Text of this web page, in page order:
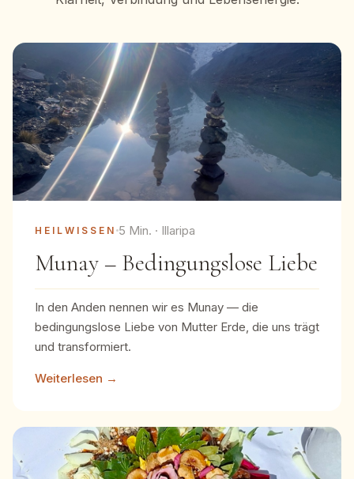
HEILWISSEN 5 Min. · Illaripa
Munay – Bedingungslose Liebe
In den Anden nennen wir es Munay — die
bedingungslose Liebe von Mutter Erde, die uns trägt
und transformiert.
Weiterlesen →